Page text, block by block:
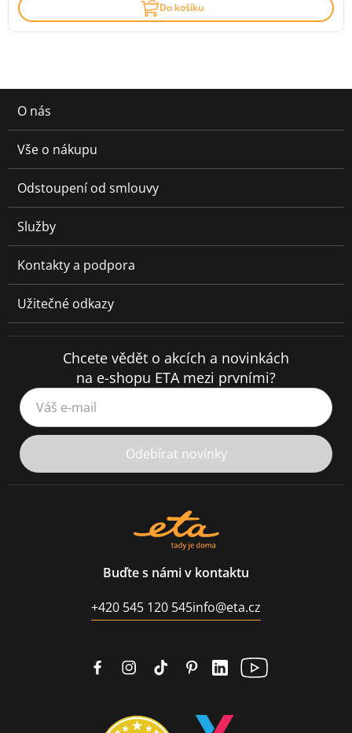
Do košíku
O nás
Vše o nákupu
Odstoupení od smlouvy
Služby
Kontakty a podpora
Užitečné odkazy
Chcete vědět o akcích a novinkách
na e-shopu ETA mezi prvními?
Váš e-mail
Odebírat novinky
Buďte s námi v kontaktu
+420 545 120 545info@eta.cz